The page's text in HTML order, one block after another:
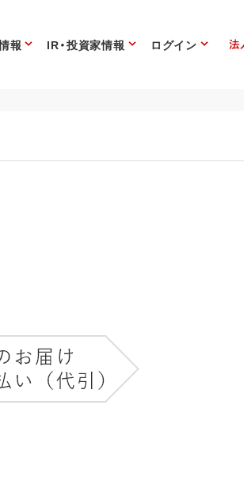
報 IR・投資家情報 ログイン